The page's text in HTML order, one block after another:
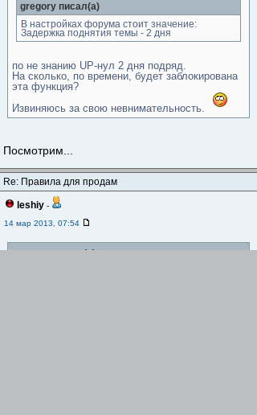
gregory писал(а)
В настройках форума стоит значение:
Задержка поднятия темы - 2 дня
по не знанию UP-нул 2 дня подряд.
На сколько, по времени, будет заблокирована
эта функция?
Извиняюсь за свою невнимательность.
Посмотрим...
Re: Правила для продам
leshiy -
14 мар 2013, 07:54
gregory писал(а)